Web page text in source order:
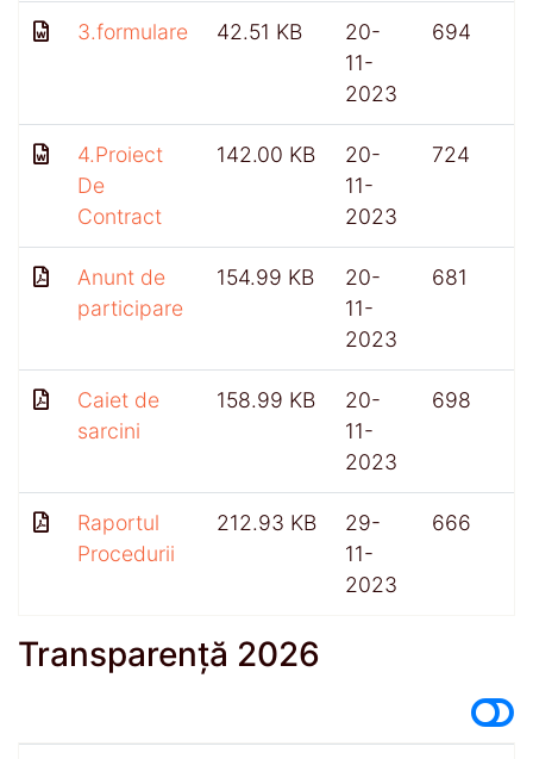
3.formulare 42.51 KB
20-
11-
2023
694
4.Proiect
De
Contract
142.00 KB
20-
11-
2023
724
Anunt de
participare
154.99 KB
20-
11-
2023
681
Caiet de
sarcini
158.99 KB
20-
11-
2023
698
Raportul
Procedurii
212.93 KB
29-
11-
2023
666
Transparență 2026